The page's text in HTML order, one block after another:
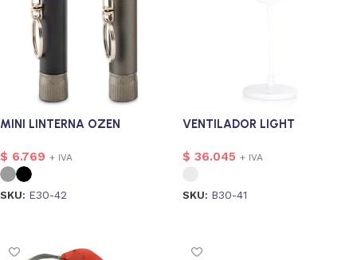
MINI LINTERNA OZEN
$ 6.769 + IVA
SKU: E30-42
VENTILADOR LIGHT
$ 36.045 + IVA
SKU: B30-41